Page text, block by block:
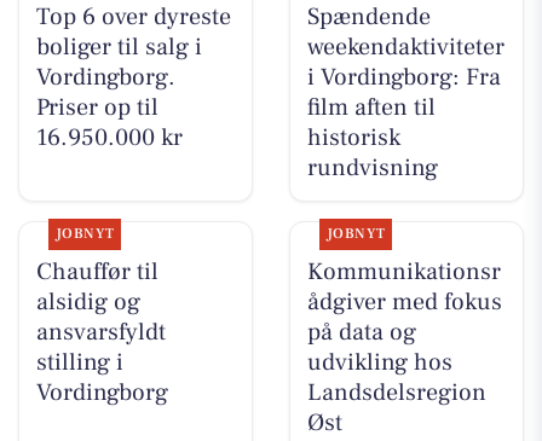
Top 6 over dyreste
boliger til salg i
Vordingborg.
Priser op til
16.950.000 kr
Spændende
weekendaktiviteter
i Vordingborg: Fra
film aften til
historisk
rundvisning
JOBNYT
Chauffør til
alsidig og
ansvarsfyldt
stilling i
Vordingborg
JOBNYT
Kommunikationsr
ådgiver med fokus
på data og
udvikling hos
Landsdelsregion
Øst